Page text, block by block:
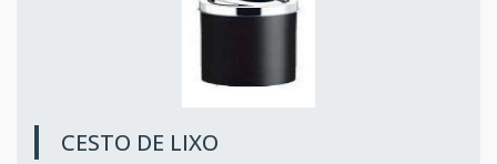
CESTO DE LIXO